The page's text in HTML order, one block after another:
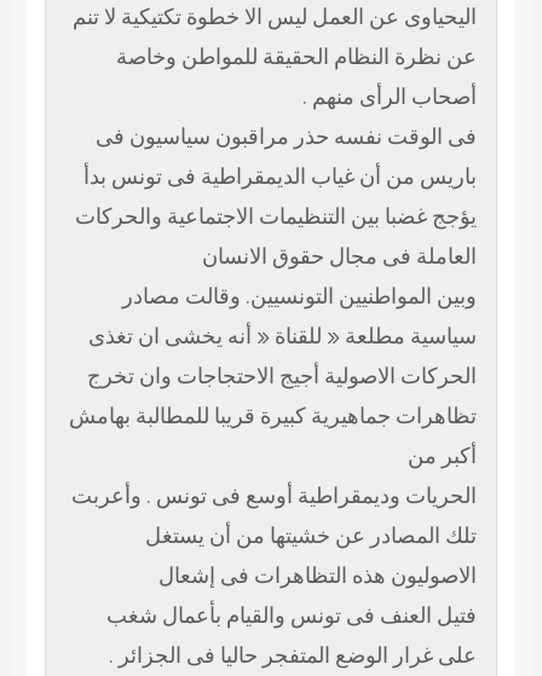
عن العمل ليس الا خطوة تكتيكية لا تنم
النظام الحقيقة للمواطن وخاصة
منهم .
نفسه حذر مراقبون سياسيون فى
أن غياب الديمقراطية فى تونس بدأ
بين التنظيمات الاجتماعية والحركات
فى مجال حقوق الانسان
التونسيين. وقالت مصادر
مطلعة « للقناة « أنه يخشى ان تغذى
الاصولية أجيج الاحتجاجات وان تخرج
جماهيرية كبيرة قريبا للمطالبة بهامش
وديمقراطية أوسع فى تونس . وأعربت
عن خشيتها من أن يستغل
هذه التظاهرات فى إشعال
فى تونس والقيام بأعمال شغب
الوضع المتفجر حاليا فى الجزائر .